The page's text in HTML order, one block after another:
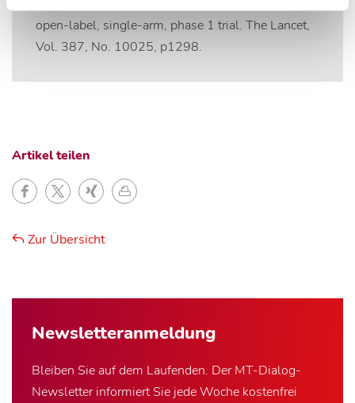
Newsletter­anmeldung
Bleiben Sie auf dem Laufenden. Der MT-Dialog-
Newsletter informiert Sie jede Woche kostenfrei
ejection fraction (REDUCE LAP-HF): a multicentre,
open-label, single-arm, phase 1 trial. The Lancet,
Vol. 387, No. 10025, p1298.
Artikel teilen
Zur Übersicht